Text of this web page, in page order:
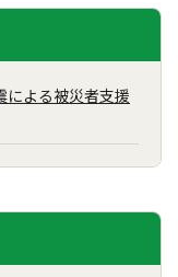
による被災者支援